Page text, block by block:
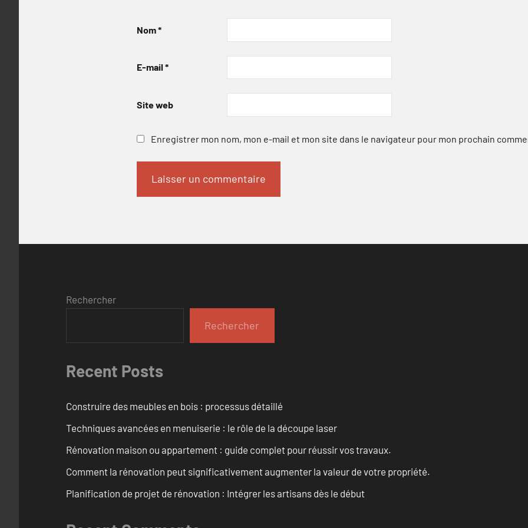
Nom*
E-mail *
Site web
Enregistrer mon nom, mon e-mail et mon site dans le navigateur pour mon prochain
Rechercher
Rechercher
Recent Posts
Construire des meubles en bois : processus détaillé
Techniques avancées en menuiserie : le rôle de la découpe laser
Rénovation maison ou appartement : guide complet pour réussir vos travaux.
Comment la rénovation peut significativement augmenter la valeur de votre propriété.
Planification de projet de rénovation : Intégrer les artisans dès le début